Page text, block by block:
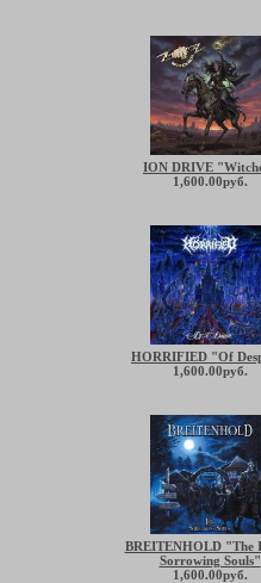
ION DRIVE
1,600.00руб.
HORRIFIED "Of
1,600.00руб.
BREITENHOLD "The
Sorrowing Souls"
1,600.00руб.